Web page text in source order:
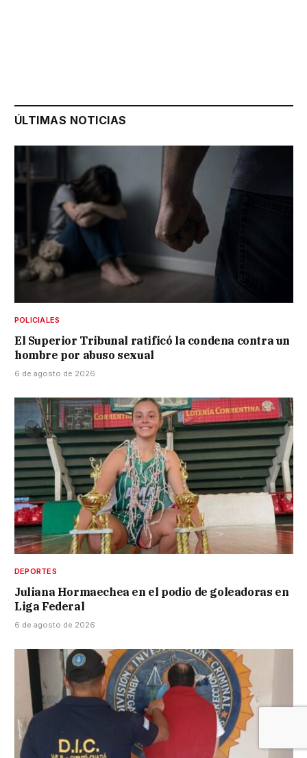
ÚLTIMAS NOTICIAS
POLICIALES
El Superior Tribunal ratificó la condena contra un
hombre por abuso sexual
6 de agosto de 2026
DEPORTES
Juliana Hormaechea en el podio de goleadoras en
Liga Federal
6 de agosto de 2026